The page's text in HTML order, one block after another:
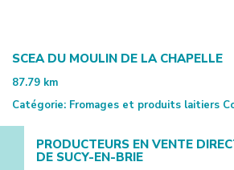
SCEA DU MOULIN DE LA CHAPELLE
87.79 km
Catégorie: Fromages et produits laitiers
PRODUCTEURS EN VENTE
DE SUCY-EN-BRIE